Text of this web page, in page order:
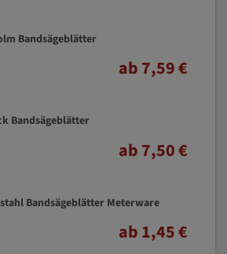
Bandsägeblätter
ab 7,59 €
Bandsägeblätter
ab 7,50 €
Bandsägeblätter Meterware
ab 1,45 €